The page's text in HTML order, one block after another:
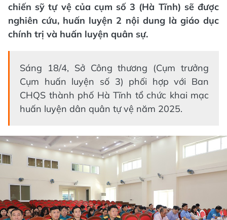
chiến sỹ tự vệ của cụm số 3 (Hà Tĩnh) sẽ được
nghiên cứu, huấn luyện 2 nội dung là giáo dục
chính trị và huấn luyện quân sự.
Sáng 18/4, Sở Công thương (Cụm trưởng
Cụm huấn luyện số 3) phối hợp với Ban
CHQS thành phố Hà Tĩnh tổ chức khai mạc
huấn luyện dân quân tự vệ năm 2025.